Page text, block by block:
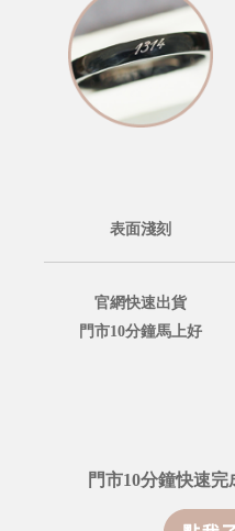
表面淺刻
官網快速出貨
門市10分鐘馬上好
門市10分鐘快速